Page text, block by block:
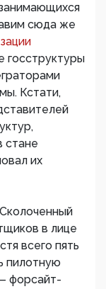
сюда же
госструктуры
Кстати,
стане
их
в лице
всего пять
пилотную
форсайт-